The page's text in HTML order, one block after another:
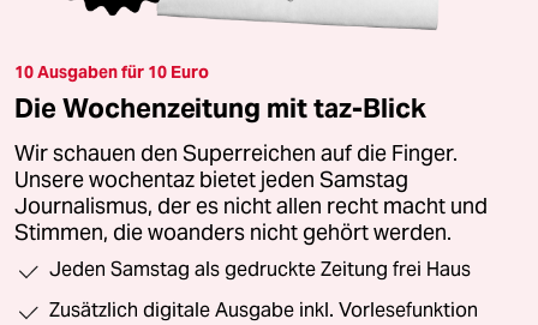
10 Ausgaben für 10 Euro
Die Wochenzeitung mit taz-Blick
Wir schauen den Superreichen auf die Finger.
Unsere wochentaz bietet jeden Samstag
Journalismus, der es nicht allen recht macht und
Stimmen, die woanders nicht gehört werden.
Jeden Samstag als gedruckte Zeitung frei Haus
Zusätzlich digitale Ausgabe inkl. Vorlesefunktion